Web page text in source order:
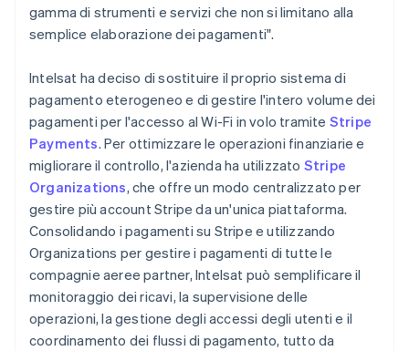
gamma di strumenti e servizi che non si limitano alla
semplice elaborazione dei pagamenti".
Intelsat ha deciso di sostituire il proprio sistema di
pagamento eterogeneo e di gestire l'intero volume dei
pagamenti per l'accesso al Wi-Fi in volo tramite Stripe
Payments. Per ottimizzare le operazioni finanziarie e
migliorare il controllo, l'azienda ha utilizzato Stripe
Organizations, che offre un modo centralizzato per
gestire più account Stripe da un'unica piattaforma.
Consolidando i pagamenti su Stripe e utilizzando
Organizations per gestire i pagamenti di tutte le
compagnie aeree partner, Intelsat può semplificare il
monitoraggio dei ricavi, la supervisione delle
operazioni, la gestione degli accessi degli utenti e il
coordinamento dei flussi di pagamento, tutto da